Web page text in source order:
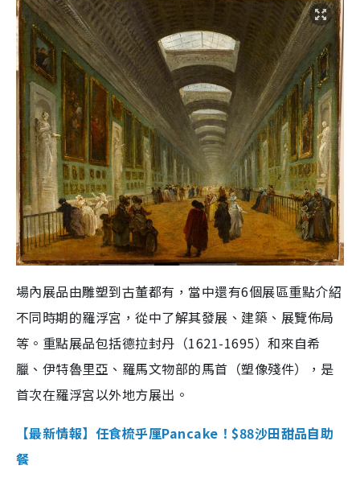
場內展品由雕塑到古董都有，當中還有6個展區重點介紹
不同時期的羅浮宮，從中了解其發展、建築、展覽佈局
等。重點展品包括德拉封丹（1621-1695）和來自希
臘、伊特魯里亞、羅馬文物部的馬首（塑像殘件），是
首次在羅浮宮以外地方展出。
【最新情報】任食梳乎厘Pancake！$88沙田甜品自助
餐